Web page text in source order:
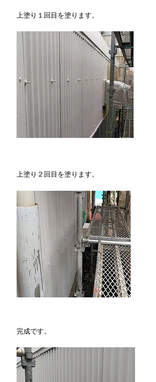
​上塗り１回目を塗ります。
​上塗り２回目を塗ります。
​完成です。